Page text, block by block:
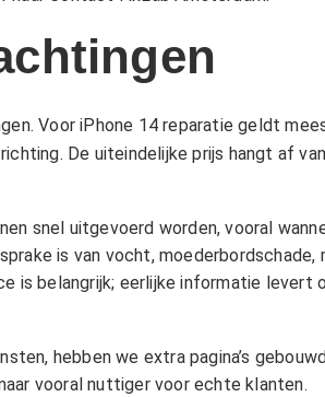
Voor iPhone 14 reparatie geldt
De uiteindelijke prijs hangt af
snel uitgevoerd worden, vooral
is van vocht,
is belangrijk; eerlijke informatie
hebben we extra pagina’s
vooral nuttiger voor echte klanten.